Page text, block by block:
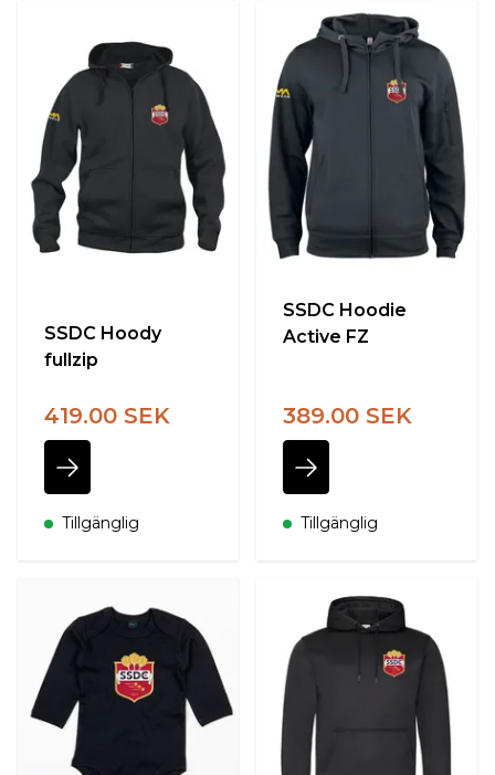
SSDC Hoody
fullzip
419.00 SEK
Tillgänglig
SSDC Hoodie
Active FZ
389.00 SEK
Tillgänglig